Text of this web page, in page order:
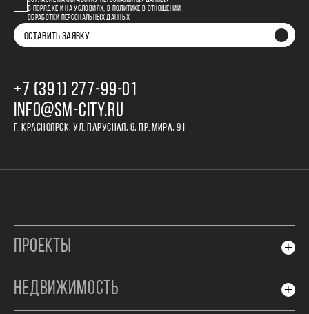
В ПОРЯДКЕ И НА УСЛОВИЯХ, В
ПОЛИТИКЕ В ОТНОШЕНИИ
ОБРАБОТКИ ПЕРСОНАЛЬНЫХ ДАННЫХ
ОСТАВИТЬ ЗАЯВКУ
+7 (391) 277‒99‒01
INFO@SM-CITY.RU
Г. КРАСНОЯРСК, УЛ. ПАРУСНАЯ, 8, ПР. МИРА, 91
ПРОЕКТЫ
НЕДВИЖИМОСТЬ